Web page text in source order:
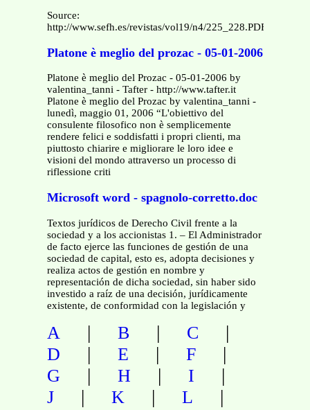
Source:
http://www.sefh.es/revistas/vol19/n4/225_228.PDF
Platone è meglio del prozac - 05-01-2006
Platone è meglio del Prozac - 05-01-2006 by
valentina_tanni - Tafter - http://www.tafter.it
Platone è meglio del Prozac by valentina_tanni -
lunedì, maggio 01, 2006 “L'obiettivo del
consulente filosofico non è semplicemente
rendere felici e soddisfatti i propri clienti, ma
piuttosto chiarire e migliorare le loro idee e
visioni del mondo attraverso un processo di
riflessione criti
Microsoft word - spagnolo-corretto.doc
Textos jurídicos de Derecho Civil frente a la
sociedad y a los accionistas 1. – El Administrador
de facto ejerce las funciones de gestión de una
sociedad de capital, esto es, adopta decisiones y
realiza actos de gestión en nombre y
representación de dicha sociedad, sin haber sido
investido a raíz de una decisión, jurídicamente
existente, de conformidad con la legislación y
A | B | C |
D | E | F |
G | H | I |
J | K | L |